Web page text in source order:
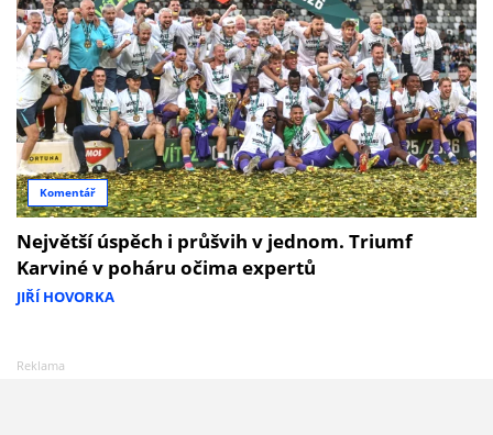
Komentář
Největší úspěch i průšvih v jednom. Triumf
Karviné v poháru očima expertů
JIŘÍ HOVORKA